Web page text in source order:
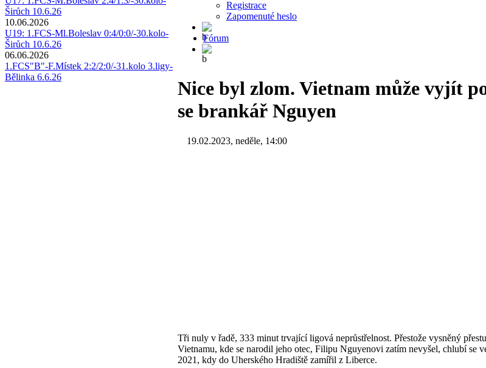
Širůch 10.6.26
10.06.2026
U19: 1.FCS-Ml.Boleslav 0:4/0:0/-30.kolo-
Širůch 10.6.26
06.06.2026
1.FCS"B"-F.Místek 2:2/2:0/-31.kolo 3.ligy-
Bělinka 6.6.26
Registrace
Zapomenuté heslo
Fórum
Nice byl zlom. Vietnam může vyjít
se brankář Nguyen
19.02.2023, neděle, 14:00
Tři nuly v řadě, 333 minut trvající ligová neprůstřelnost. Přestože vysněný
Vietnamu, kde se narodil jeho otec, Filipu Nguyenovi zatím nevyšel, chlubí se
2021, kdy do Uherského Hradiště zamířil z Liberce.